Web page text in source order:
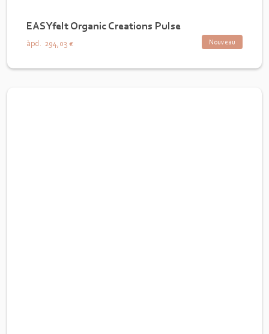
EASYfelt Organic Creations Pulse
Nouveau
àpd. 294,03 €